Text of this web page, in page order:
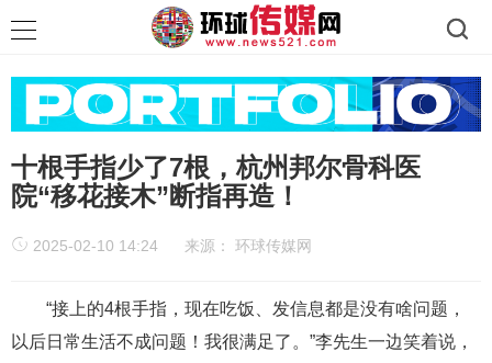
十根手指少了7根，杭州邦尔骨科医
院“移花接木”断指再造！
2025-02-10 14:24 来源： 环球传媒网
“接上的4根手指，现在吃饭、发信息都是没有啥问题，
以后日常生活不成问题！我很满足了。”李先生一边笑着说，